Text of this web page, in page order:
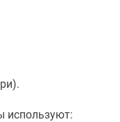
используют: